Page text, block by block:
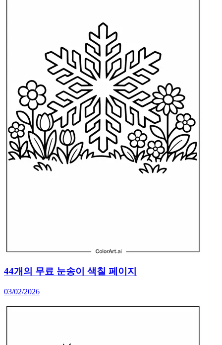
44개의 무료 눈송이 색칠 페이지
03/02/2026